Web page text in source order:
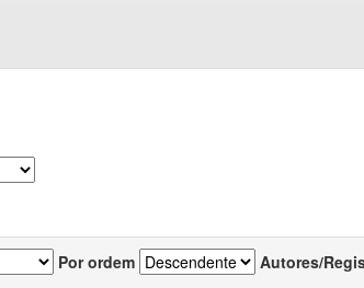
Por ordem Autores/